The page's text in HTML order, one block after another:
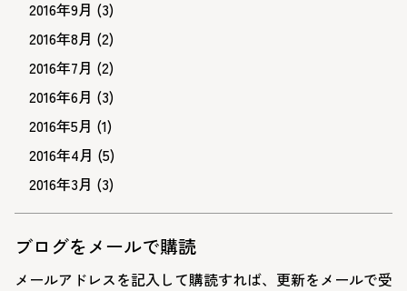
2016年9月 (3)
2016年8月 (2)
2016年7月 (2)
2016年6月 (3)
2016年5月 (1)
2016年4月 (5)
2016年3月 (3)
ブログをメールで購読
メールアドレスを記入して購読すれば、更新をメールで受